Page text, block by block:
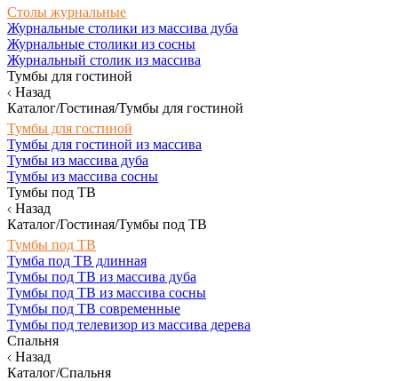
Столы журнальные
Журнальные столики из массива дуба
Журнальные столики из сосны
Журнальный столик из массива
Тумбы для гостиной
Назад
Каталог/Гостиная/Тумбы для гостиной
Тумбы для гостиной
Тумбы для гостиной из массива
Тумбы из массива дуба
Тумбы из массива сосны
Тумбы под ТВ
Назад
Каталог/Гостиная/Тумбы под ТВ
Тумбы под ТВ
Тумба под ТВ длинная
Тумбы под ТВ из массива дуба
Тумбы под ТВ из массива сосны
Тумбы под ТВ современные
Тумбы под телевизор из массива дерева
Спальня
Назад
Каталог/Спальня